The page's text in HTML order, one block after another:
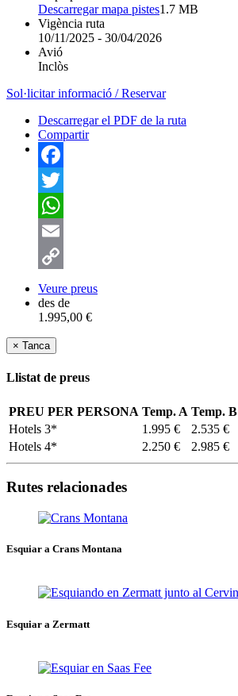
Descarregar mapa pistes1.7 MB
Vigència ruta
10/11/2025 - 30/04/2026
Avió
Inclòs
Sol·licitar informació / Reservar
Descarregar el PDF de la ruta
Compartir
Facebook
Twitter
WhatsApp
Email
Copy
Link
Veure preus
des de
1.995,00 €
× Tanca
Llistat de preus
PREU PER PERSONA Temp. A Temp. B
Hotels 3*
1.995 €
2.535 €
Hotels 4*
2.250 € 2.985 €
Rutes relacionades
Esquiar a Crans Montana
Esquiar a Zermatt